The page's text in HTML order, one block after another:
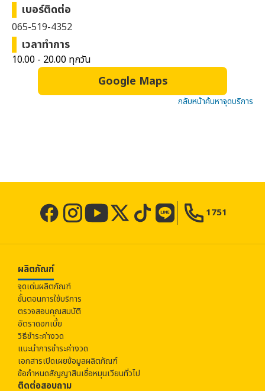
เบอร์ติดต่อ
065-519-4352
เวลาทำการ
10.00 - 20.00 ทุกวัน
Google Maps
กลับหน้าค้นหาจุดบริการ
1751
ผลิตภัณฑ์
จุดเด่นผลิตภัณฑ์
ขั้นตอนการใช้บริการ
ตรวจสอบคุณสมบัติ
อัตราดอกเบี้ย
วิธีชำระค่างวด
แนะนำการชำระค่างวด
เอกสารเปิดเผยข้อมูลผลิตภัณฑ์
ข้อกำหนดสัญญาสินเชื่อหมุนเวียนทั่วไป
ติดต่อสอบถาม